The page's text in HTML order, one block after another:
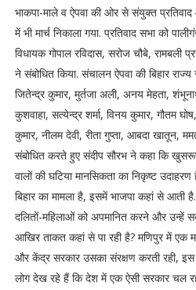
भाकपा-माले व ऐपवा की ओर से संयुक्त
में भी मार्च निकाला गया. प्रतिवाद सभा को
विधायक गोपाल रविदास, सरोज चौबे, रामबली
ने संबोधित किया. संचालन ऐपवा की बिहार
जितेन्द्र कुमार, मुर्तजा अली, अनय मेहता,
कुशवाहा, सत्येन्द्र शर्मा, विनय कुमार, गौतम
कुमार, नीलम देवी, रीता गुप्ता, आबदा खातून,
संबोधित करते हुए संदीप सौरभ ने कहा कि
वालों की घटिया मानसिकता का निकृष्ट
बिहार का मामला है, इसमें भाजपा कहां से
दलितों-महिलाओं को अपमानित करने और उन्हें
आखिर ताकत कहां से पा रही है? मणिपुर में एक
और केंद्र सरकार उसका संरक्षण करती रही, इस
लोग देख रहे हैं कि देश में एक ऐसी सरकार चल